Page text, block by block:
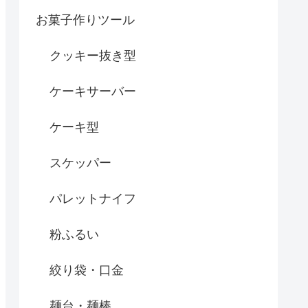
お菓子作りツール
クッキー抜き型
ケーキサーバー
ケーキ型
スケッパー
パレットナイフ
粉ふるい
絞り袋・口金